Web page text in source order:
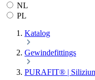
NL
PL
Katalog
Gewindefittings
PURAFIT® |